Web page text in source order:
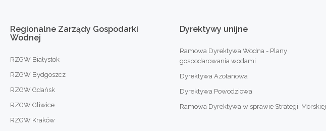
Regionalne Zarządy Gospodarki
Wodnej
RZGW Białystok
RZGW Bydgoszcz
RZGW Gdańsk
RZGW Gliwice
RZGW Kraków
Dyrektywy unijne
Ramowa Dyrektywa Wodna - Plany
gospodarowania wodami
Dyrektywa Azotanowa
Dyrektywa Powodziowa
Ramowa Dyrektywa w sprawie Strategii Morskiej